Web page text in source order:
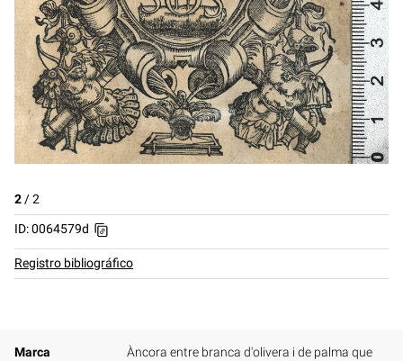
2/2
ID: 0064579d
Registro bibliográfico
Marca
Àncora entre branca d'olivera i de palma que